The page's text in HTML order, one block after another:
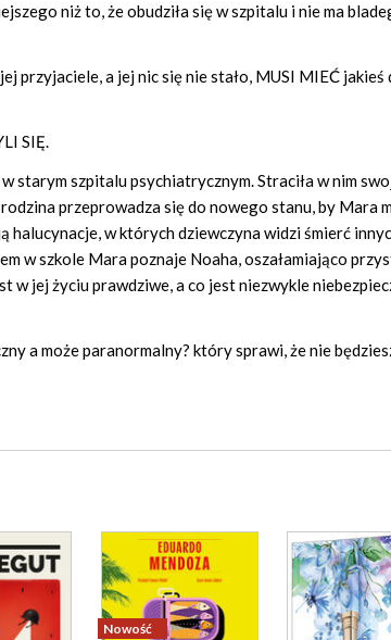
niż to, że obudziła się w szpitalu i nie ma
przyjaciele, a jej nic się nie stało, MUSI MIEĆ jakieś
SIĘ.
starym szpitalu psychiatrycznym. Straciła w nim
przeprowadza się do nowego stanu, by Mara
halucynacje, w których dziewczyna widzi śmierć
w szkole Mara poznaje Noaha, oszałamiająco
w jej życiu prawdziwe, a co jest niezwykle
a może paranormalny? który sprawi, że nie
Nowość